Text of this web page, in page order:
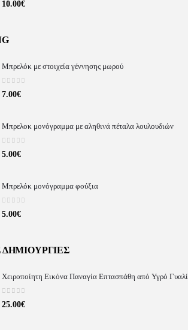
10.00€
Μπρελόκ με στοιχεία γέννησης μωρού
0out of 5
7.00€
Μπρελοκ μονόγραμμα με αληθινά πέταλα λουλουδιών
0 out of 5
5.00€
Μπρελόκ μονόγραμμα φούξια
0 out of 5
5.00€
Χειροποίητη Εικόνα Παναγία Επτασπάθη από Υγρό Γυαλί
0out of 5
25.00€